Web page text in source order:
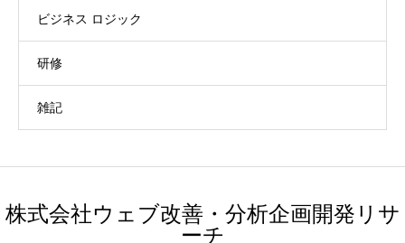
ビジネス ロジック
研修
雑記
株式会社ウェブ改善・分析企画開発リサ
ーチ